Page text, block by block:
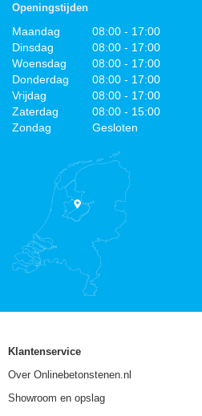
Openingstijden
Maandag
08:00 - 17:00
Dinsdag
08:00 - 17:00
Woensdag
08:00 - 17:00
Donderdag
08:00 - 17:00
Vrijdag
08:00 - 17:00
Zaterdag
08:00 - 15:00
Zondag
Gesloten
Klantenservice
Over Onlinebetonstenen.nl
Showroom en opslag